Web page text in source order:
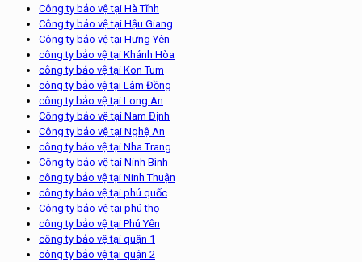
Công ty bảo vệ tại Hà Tĩnh
Công ty bảo vệ tại Hậu Giang
Công ty bảo vệ tại Hưng Yên
công ty bảo vệ tại Khánh Hòa
công ty bảo vệ tại Kon Tum
công ty bảo vệ tại Lâm Đồng
công ty bảo vệ tại Long An
Công ty bảo vệ tại Nam Định
Công ty bảo vệ tại Nghệ An
công ty bảo vệ tại Nha Trang
Công ty bảo vệ tại Ninh Bình
công ty bảo vệ tại Ninh Thuận
công ty bảo vệ tại phú quốc
Công ty bảo vệ tại phú thọ
công ty bảo vệ tại Phú Yên
công ty bảo vệ tại quận 1
công ty bảo vệ tại quận 2